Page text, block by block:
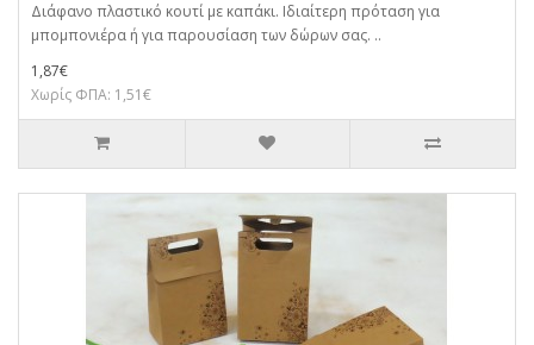
Διάφανο πλαστικό κουτί με καπάκι. Ιδιαίτερη πρόταση για
μπομπονιέρα ή για παρουσίαση των δώρων σας. ..
1,87€
Χωρίς ΦΠΑ: 1,51€